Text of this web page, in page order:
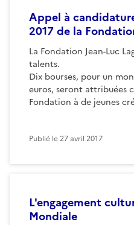
Appel à
2017 de la
La Fondation Jean-Luc
talents.
Dix bourses, pour un
euros, seront attribuées
Fondation à de jeunes
Publié le27 avril 2017
L'engagement
Mondiale